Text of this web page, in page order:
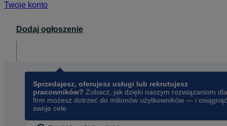
Twoje konto
Dodaj ogłoszenie
Sprzedajesz, oferujesz usługi lub rekrutujesz
pracowników? Zobacz, jak dzięki naszym rozwiązaniom dla
firm możesz dotrzeć do milionów użytkowników — i osiągnąć
swoje cele.